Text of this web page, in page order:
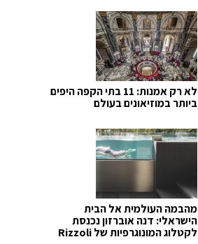
לא רק אמנות: 11 בתי הקפה היפים
ביותר במוזיאונים בעולם
מהבמה העולמית אל הבית
הישראלי: דנה אוברזון נכנסת
לקטלוג המונוגרפיות של Rizzoli